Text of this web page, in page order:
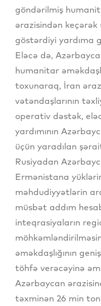
göndərilmiş
ərazisindən keçərək
göstərdiyi yardıma
Eləcə də,
humanitar
toxunaraq, İran
vətəndaşlarının
operativ dəstək,
yardımının
üçün yaradılan
Rusiyadan
Ermənistana
məhdudiyyətlərin
müsbət addım
inteqrasiyaların
əməkdaşlığının
töhfə verəcəyinə
Azərbaycan
təxminən 26 min ton